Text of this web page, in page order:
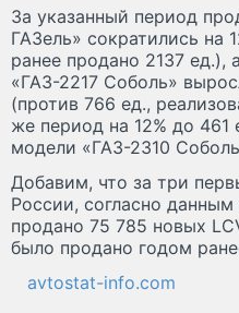
За указанный период
ГАЗель» сократились на
ранее продано 2137
«ГАЗ-2217 Соболь»
(против 766 ед.,
же период на 12% до
модели «ГАЗ-2310
Добавим, что за три
России, согласно
продано 75 785 новых
было продано годом
avtostat-info.com